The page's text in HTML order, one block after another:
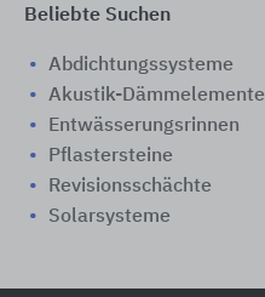
Beliebte Suchen
Abdichtungssysteme
Akustik-Dämmelemente
Entwässerungsrinnen
Pflastersteine
Revisionsschächte
Solarsysteme